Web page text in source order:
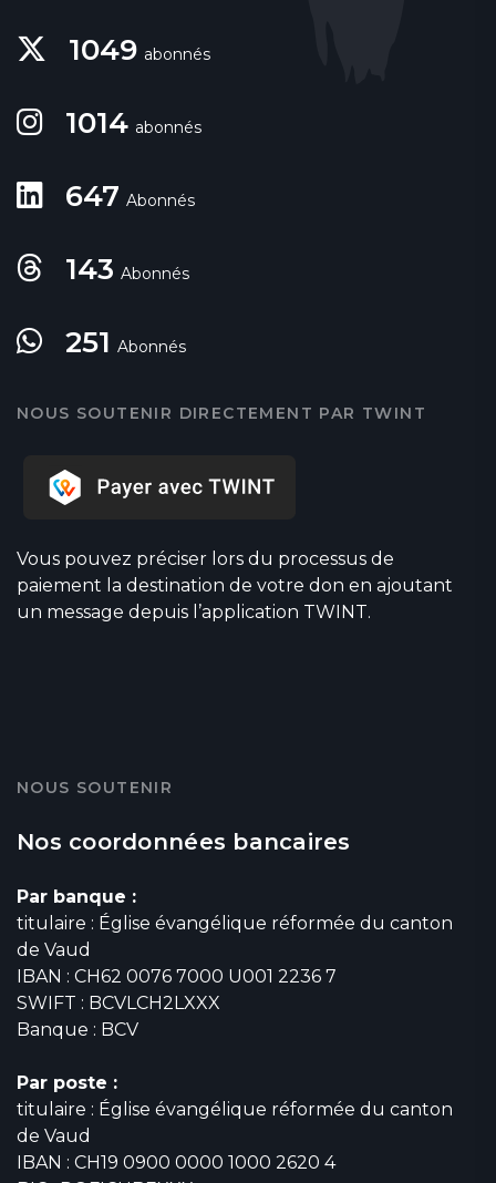
1049 abonnés
1014 abonnés
647 Abonnés
143 Abonnés
251 Abonnés
NOUS SOUTENIR DIRECTEMENT PAR TWINT
Vous pouvez préciser lors du processus de
paiement la destination de votre don en ajoutant
un message depuis l’application TWINT.
NOUS SOUTENIR
Nos coordonnées bancaires
Par banque :
titulaire : Église évangélique réformée du canton
de Vaud
IBAN : CH62 0076 7000 U001 2236 7
SWIFT : BCVLCH2LXXX
Banque : BCV
Par poste :
titulaire : Église évangélique réformée du canton
de Vaud
IBAN : CH19 0900 0000 1000 2620 4